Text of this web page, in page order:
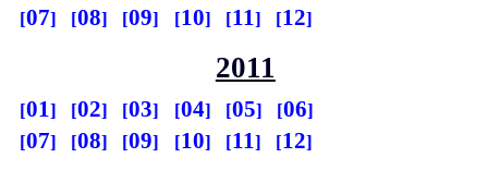
07
08 09 10 11 12
2011
01 02 03 04 05
06
07
08 09 10 11 12